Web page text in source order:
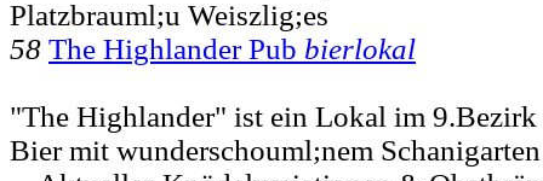
Platzbrauml;u Weiszlig;es
58 The Highlander Pub bierlokal
"The Highlander" ist ein Lokal im 9.Bezirk
Bier mit wunderschouml;nem